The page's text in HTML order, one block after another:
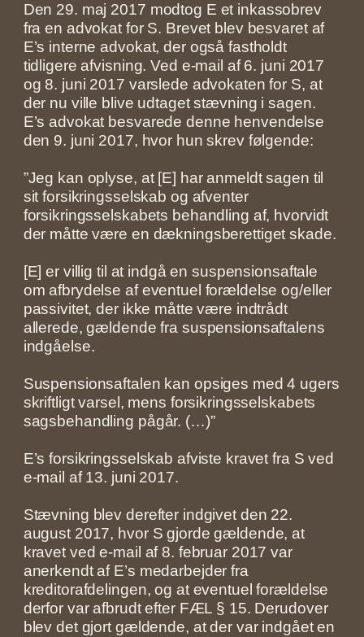
Den 29. maj 2017 modtog E et inkassobrev
fra en advokat for S. Brevet blev besvaret af
E’s interne advokat, der også fastholdt
tidligere afvisning. Ved e-mail af 6. juni 2017
og 8. juni 2017 varslede advokaten for S, at
der nu ville blive udtaget stævning i sagen.
E’s advokat besvarede denne henvendelse
den 9. juni 2017, hvor hun skrev følgende:
”Jeg kan oplyse, at [E] har anmeldt sagen til
sit forsikringsselskab og afventer
forsikringsselskabets behandling af, hvorvidt
der måtte være en dækningsberettiget skade.
[E] er villig til at indgå en suspensionsaftale
om afbrydelse af eventuel forældelse og/eller
passivitet, der ikke måtte være indtrådt
allerede, gældende fra suspensionsaftalens
indgåelse.
Suspensionsaftalen kan opsiges med 4 ugers
skriftligt varsel, mens forsikringsselskabets
sagsbehandling pågår. (…)”
E’s forsikringsselskab afviste kravet fra S ved
e-mail af 13. juni 2017.
Stævning blev derefter indgivet den 22.
august 2017, hvor S gjorde gældende, at
kravet ved e-mail af 8. februar 2017 var
anerkendt af E’s medarbejder fra
kreditorafdelingen, og at eventuel forældelse
derfor var afbrudt efter FÆL § 15. Derudover
blev det gjort gældende, at der var indgået en